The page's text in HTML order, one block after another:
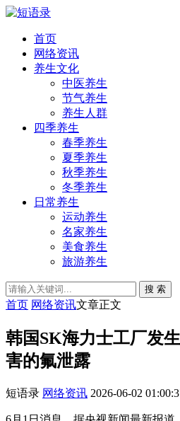
首页
网络资讯
养生文化
中医养生
节气养生
养生人群
四季养生
春季养生
夏季养生
秋季养生
冬季养生
日常养生
运动养生
名家养生
美食养生
旅游养生
搜 索
首页 网络资讯文章正文
韩国SK海力士工厂发
害的氟泄露
短语录 网络资讯 2026-06-02